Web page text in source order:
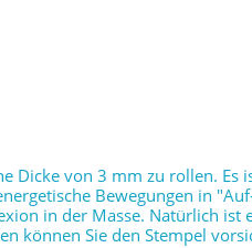
Dicke von 3 mm zu rollen. Es
Bewegungen in
in der Masse. Natürlich ist
können Sie den Stempel